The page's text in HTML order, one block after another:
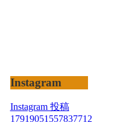
Instagram
Instagram 投稿
17919051557837712